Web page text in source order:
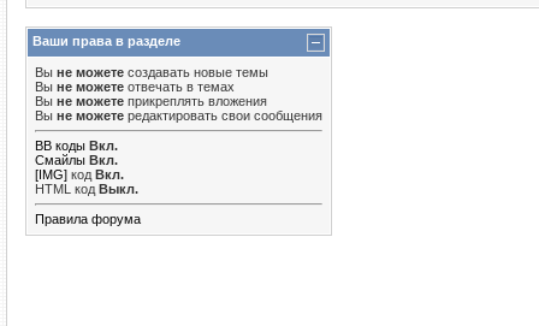
Ваши права в разделе
Вы не можете создавать новые темы
Вы не можете отвечать в темах
Вы не можете прикреплять вложения
Вы не можете редактировать свои сообщения
BB коды Вкл.
Смайлы Вкл.
[IMG] код Вкл.
HTML код Выкл.
Правила форума